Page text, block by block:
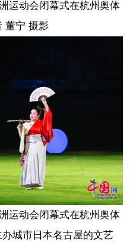
运动会闭幕式在杭州奥体
董宁 摄影
运动会闭幕式在杭州奥体
城市日本名古屋的文艺